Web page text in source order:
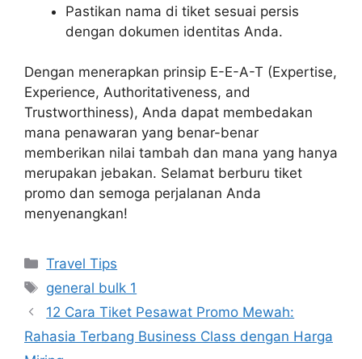
Pastikan nama di tiket sesuai persis
dengan dokumen identitas Anda.
Dengan menerapkan prinsip E-E-A-T (Expertise,
Experience, Authoritativeness, and
Trustworthiness), Anda dapat membedakan
mana penawaran yang benar-benar
memberikan nilai tambah dan mana yang hanya
merupakan jebakan. Selamat berburu tiket
promo dan semoga perjalanan Anda
menyenangkan!
Categories
Travel Tips
Tags
general bulk 1
12 Cara Tiket Pesawat Promo Mewah:
Rahasia Terbang Business Class dengan Harga